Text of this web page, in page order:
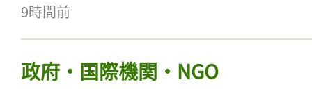
9時間前
政府・国際機関・NGO